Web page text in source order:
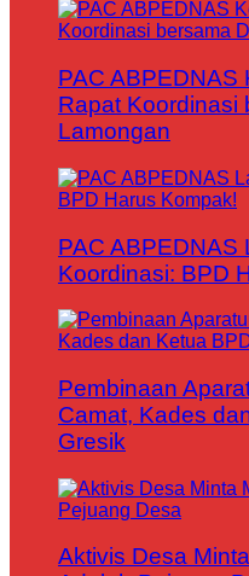
PAC ABPEDNAS
Rapat Koordinasi
Lamongan
PAC ABPEDNAS
Koordinasi: BPD
Pembinaan
Camat, Kades
Gresik
Aktivis Desa